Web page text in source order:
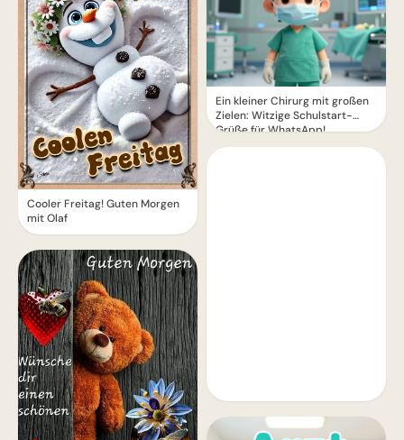
Cooler Freitag! Guten Morgen
mit Olaf
Ein kleiner Chirurg mit großen
Zielen: Witzige Schulstart-
Grüße für WhatsApp!